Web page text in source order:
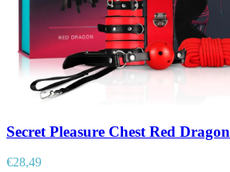
Secret Pleasure Chest Red Dragon
€28,49